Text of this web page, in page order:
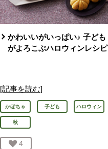
かわいいがいっぱい♪ 子ども
がよろこぶハロウィンレシピ
[記事を読む]
かぼちゃ 子ども ハロウィン
秋
お気に入り登録：
4人が登録